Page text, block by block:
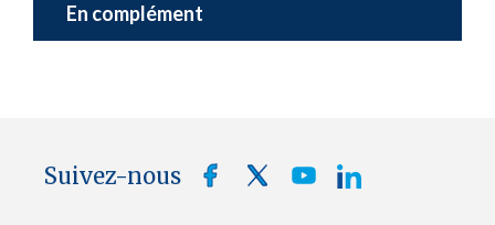
En complément
Suivez-nous